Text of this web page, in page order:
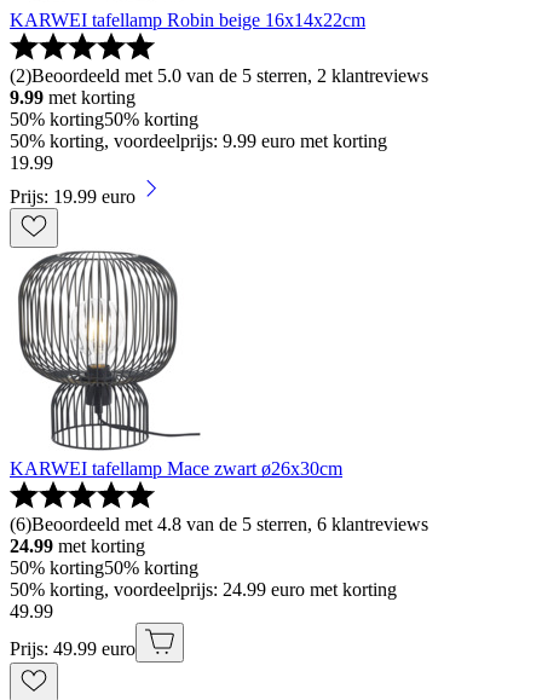
KARWEI tafellamp Robin beige 16x14x22cm
(2)Beoordeeld met 5.0 van de 5 sterren, 2 klantreviews
9.99 met korting
50% korting50% korting
50% korting, voordeelprijs: 9.99 euro met korting
19.99
Prijs: 19.99 euro
KARWEI tafellamp Mace zwart ø26x30cm
(6)Beoordeeld met 4.8 van de 5 sterren, 6 klantreviews
24.99 met korting
50% korting50% korting
50% korting, voordeelprijs: 24.99 euro met korting
49.99
Prijs: 49.99 euro